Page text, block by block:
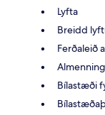
Lyfta
Breidd
Ferðaleið
Bílastæði